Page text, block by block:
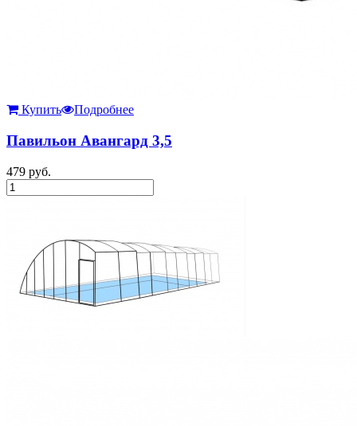
Купить Подробнее
Павильон Авангард 3,5
479 руб.